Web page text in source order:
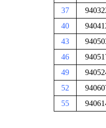
37
40
43
46
49
52
55